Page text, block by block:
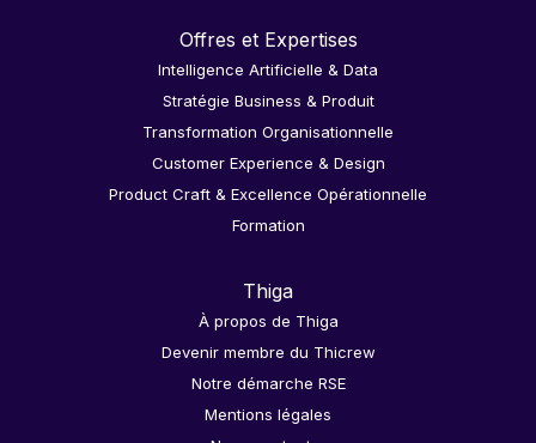
Offres et Expertises
Intelligence Artificielle & Data
Stratégie Business & Produit
Transformation Organisationnelle
Customer Experience & Design
Product Craft & Excellence Opérationnelle
Formation
Thiga
À propos de Thiga
Devenir membre du Thicrew
Notre démarche RSE
Mentions légales